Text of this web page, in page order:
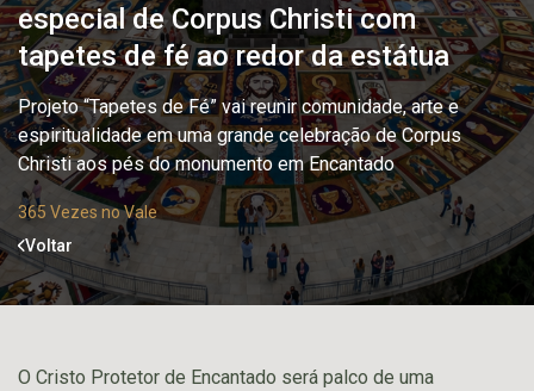
especial de Corpus Christi com
tapetes de fé ao redor da estátua
Projeto “Tapetes de Fé” vai reunir comunidade, arte e
espiritualidade em uma grande celebração de Corpus
Christi aos pés do monumento em Encantado
365 Vezes no Vale
Voltar
O Cristo Protetor de Encantado será palco de uma